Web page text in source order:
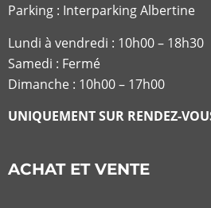
Parking : Interparking Albertine
Lundi à vendredi : 10h00 – 18h30
Samedi : Fermé
Dimanche : 10h00 – 17h00
UNIQUEMENT SUR RENDEZ-
ACHAT ET VENTE